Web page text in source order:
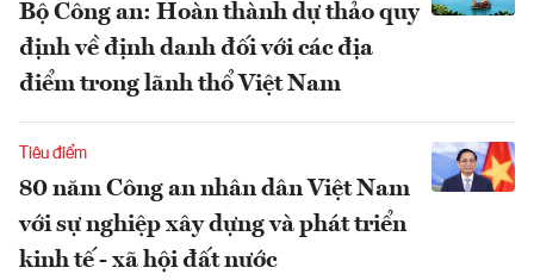
Bộ Công an: Hoàn thành dự thảo quy
định về định danh đối với các địa
điểm trong lãnh thổ Việt Nam
Tiêu điểm
80 năm Công an nhân dân Việt Nam
với sự nghiệp xây dựng và phát triển
kinh tế - xã hội đất nước